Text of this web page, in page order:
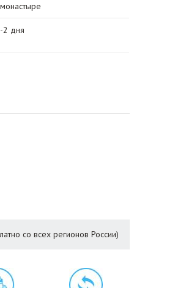
2 дня
со всех регионов России)